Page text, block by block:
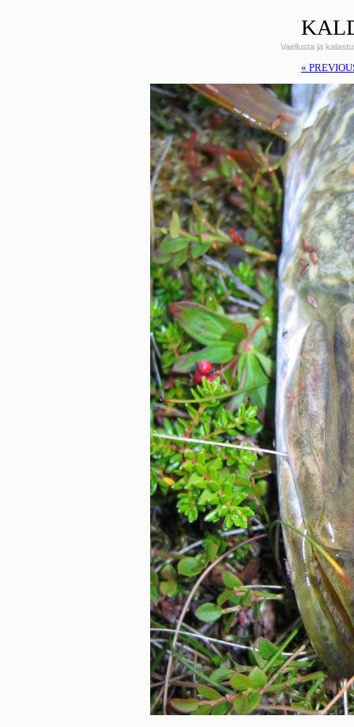
Vaellusta ja
«